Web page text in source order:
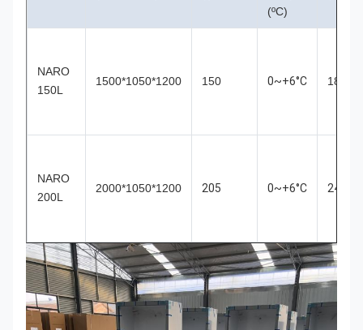
(ºC)
NARO
150L
1500*1050*1200 150 0~+6°C 180
NARO
200L
2000*1050*1200 205 0~+6°C 240